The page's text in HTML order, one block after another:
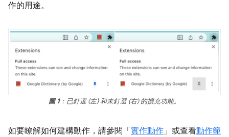
作的用途。
圖 1：已釘選 (左) 和未釘選 (右) 的擴充功能。
如要瞭解如何建構動作，請參閱「 實作動作」或查看動作範